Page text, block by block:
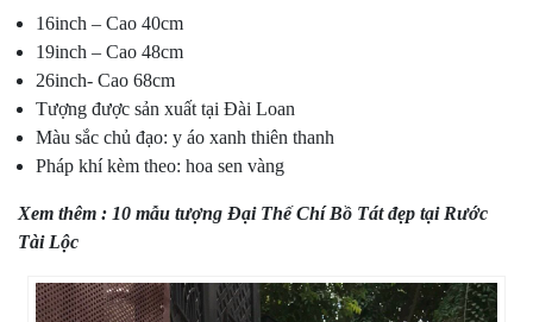
16inch – Cao 40cm
19inch – Cao 48cm
26inch- Cao 68cm
Tượng được sản xuất tại Đài Loan
Màu sắc chủ đạo: y áo xanh thiên thanh
Pháp khí kèm theo: hoa sen vàng
Xem thêm : 10 mẫu tượng Đại Thế Chí Bồ Tát đẹp tại Rước
Tài Lộc